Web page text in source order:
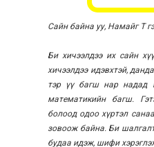
Сайн байна уу, Намайг Т
Би хичээлдээ их сайн
хичээлдээ идэвхтэй,
тэр үү багш нар надад
математикийн багш.
болоод одоо хүртэл
зовоож байна. Би
будаа идэж, шифи